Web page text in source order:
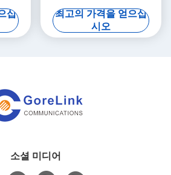
십
커넥터
최고의 가격을 얻으십
시오
소셜 미디어